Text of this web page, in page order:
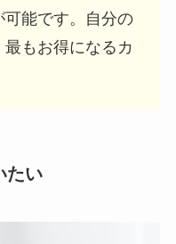
可能です。自分の
もお得になるカ
たい